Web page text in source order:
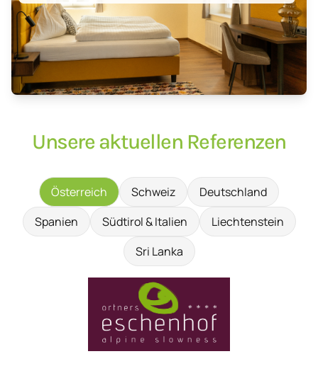
Unsere aktuellen Referenzen
Österreich Schweiz
Deutschland
Spanien
Südtirol & Italien
Liechtenstein
Sri Lanka